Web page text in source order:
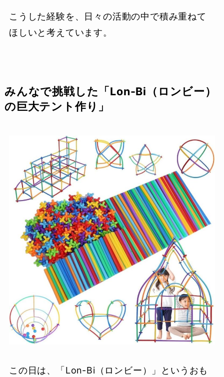
こうした経験を、日々の活動の中で積み重ねて
ほしいと考えています。
みんなで挑戦した「Lon-Bi（ロンビー）
の巨大テント作り」
この日は、「Lon-Bi（ロンビー）」というおも